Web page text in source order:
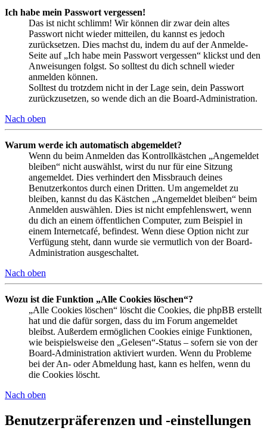
Ich habe mein Passwort vergessen!
Das ist nicht schlimm! Wir können dir zwar dein altes
Passwort nicht wieder mitteilen, du kannst es jedoch
zurücksetzen. Dies machst du, indem du auf der Anmelde-
Seite auf „Ich habe mein Passwort vergessen“ klickst und den
Anweisungen folgst. So solltest du dich schnell wieder
anmelden können.
Solltest du trotzdem nicht in der Lage sein, dein Passwort
zurückzusetzen, so wende dich an die Board-Administration.
Nach oben
Warum werde ich automatisch abgemeldet?
Wenn du beim Anmelden das Kontrollkästchen „Angemeldet
bleiben“ nicht auswählst, wirst du nur für eine Sitzung
angemeldet. Dies verhindert den Missbrauch deines
Benutzerkontos durch einen Dritten. Um angemeldet zu
bleiben, kannst du das Kästchen „Angemeldet bleiben“ beim
Anmelden auswählen. Dies ist nicht empfehlenswert, wenn
du dich an einem öffentlichen Computer, zum Beispiel in
einem Internetcafé, befindest. Wenn diese Option nicht zur
Verfügung steht, dann wurde sie vermutlich von der Board-
Administration ausgeschaltet.
Nach oben
Wozu ist die Funktion „Alle Cookies löschen“?
„Alle Cookies löschen“ löscht die Cookies, die phpBB erstellt
hat und die dafür sorgen, dass du im Forum angemeldet
bleibst. Außerdem ermöglichen Cookies einige Funktionen,
wie beispielsweise den „Gelesen“-Status – sofern sie von der
Board-Administration aktiviert wurden. Wenn du Probleme
bei der An- oder Abmeldung hast, kann es helfen, wenn du
die Cookies löscht.
Nach oben
Benutzerpräferenzen und -einstellungen